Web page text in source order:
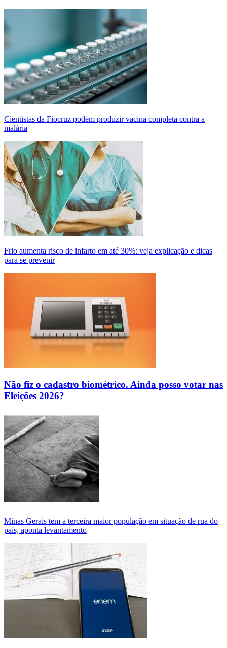
Cientistas da Fiocruz podem produzir vacina completa contra a
malária
Frio aumenta risco de infarto em até 30%: veja explicação e dicas
para se prevenir
Não fiz o cadastro biométrico. Ainda posso votar nas
Eleições 2026?
Minas Gerais tem a terceira maior população em situação de rua do
país, aponta levantamento